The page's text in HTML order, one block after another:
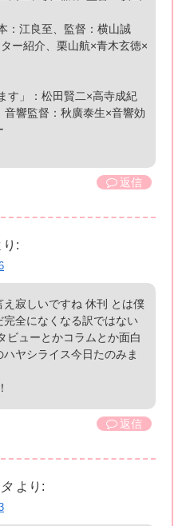
：江良至、監督：横山誠
ー紹介、栗山航×青木玄徳×
す」：松田賢二×高寺成紀
響監督：秋廣泰生×音響効
返信
り:
寂しいですね 休刊 とは僕
全になくなる訳ではない
ビューとかコラムとか面白
ヤシライス今日たのみま
返信
より: